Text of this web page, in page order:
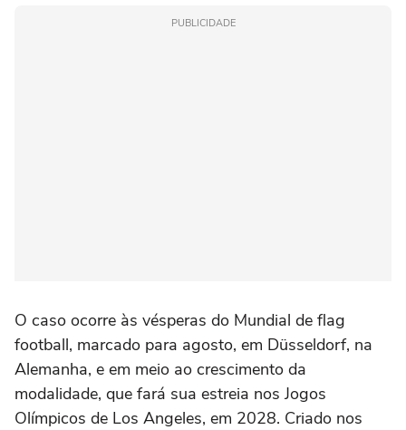
PUBLICIDADE
O caso ocorre às vésperas do Mundial de flag
football, marcado para agosto, em Düsseldorf, na
Alemanha, e em meio ao crescimento da
modalidade, que fará sua estreia nos Jogos
Olímpicos de Los Angeles, em 2028. Criado nos